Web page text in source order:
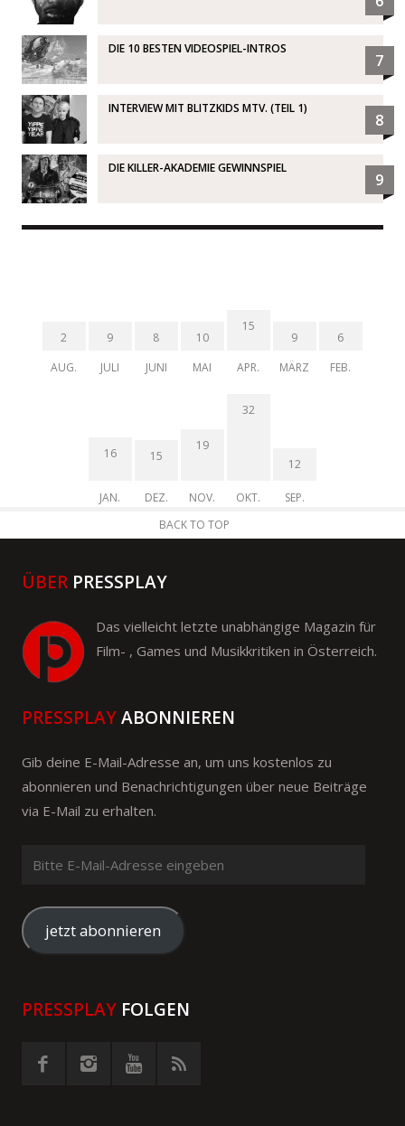
DIE 10 BESTEN VIDEOSPIEL-INTROS
7
INTERVIEW MIT BLITZKIDS MTV. (TEIL 1)
8
DIE KILLER-AKADEMIE GEWINNSPIEL
9
2
AUG.
9
JULI
8
JUNI
10
MAI
15
APR.
9
MÄRZ
6
FEB.
16
JAN.
15
DEZ.
19
NOV.
32
OKT.
12
SEP.
BACK TO TOP
ÜBER PRESSPLAY
Das vielleicht letzte unabhängige Magazin für
Film- , Games und Musikkritiken in Österreich.
PRESSPLAYABONNIEREN
Gib deine E-Mail-Adresse an, um uns kostenlos zu
abonnieren und Benachrichtigungen über neue Beiträge
via E-Mail zu erhalten.
Mail-
Adresse
eingeben
jetzt abonnieren
PRESSPLAY FOLGEN